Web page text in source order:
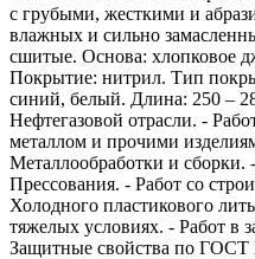
с грубыми, жесткими и
влажных и сильно
сшитые. Основа: хлопковое
Покрытие: нитрил. Тип
синий, белый. Длина: 250 –
Нефтегазовой отрасли. -
металлом и прочими
Металлообработки и сборки.
Прессования. - Работ со
Холодного пластикового
тяжелых условиях. - Работ в
Защитные свойства по ГОСТ